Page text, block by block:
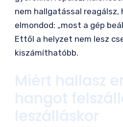
nem hallgatással reagálsz,
elmondod: „most a gép
Ettől a helyzet nem lesz
kiszámíthatóbb.
Miért hallasz
hangot
leszálláskor